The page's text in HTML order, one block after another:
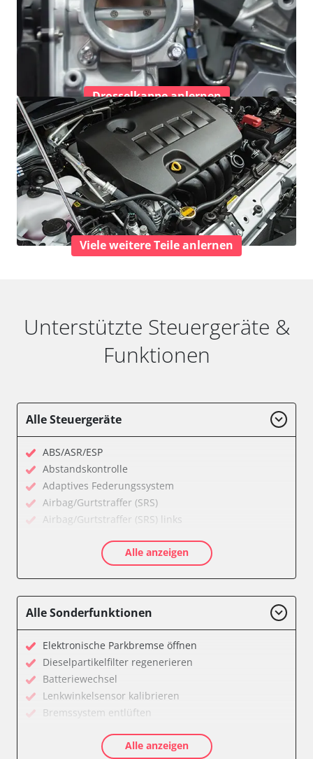
Drosselkappe anlernen
Viele weitere Teile anlernen
Unterstützte Steuergeräte &
Funktionen
Alle Steuergeräte
ABS/ASR/ESP
Abstandskontrolle
Adaptives Federungssystem
Airbag/Gurtstraffer (SRS)
Airbag/Gurtstraffer (SRS) links
Aktiver Kollisionsschutz
Anhängersteuergerät
Batteriemanagement
CD-Wechsler
Command
Dachbedieneinheit (DBE)
Diagnoseschnittstelle (EOBD/OBDII)
Einparkhilfe
Elektronische Zündanlage
Elektronisches Stabilitätsprogramm (ESP)
Alle anzeigen
Alle Sonderfunktionen
Elektronische Parkbremse öffnen
Dieselpartikelfilter regenerieren
Batteriewechsel
Lenkwinkelsensor kalibrieren
Bremssystem entlüften
Luftmassenmesser anlernen
Alle anzeigen